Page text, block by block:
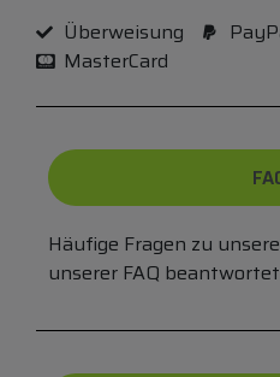
Überweisung
MasterCard
Häufige Fragen zu
unserer FAQ beantwortet